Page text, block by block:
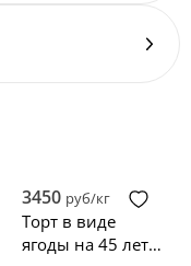
3450 руб/кг
Торт в виде
ягоды на 45 лет